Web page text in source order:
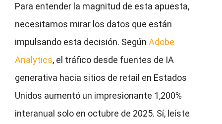
Para entender la magnitud de esta apuesta,
necesitamos mirar los datos que están
impulsando esta decisión. Según Adobe
Analytics, el tráfico desde fuentes de IA
generativa hacia sitios de retail en Estados
Unidos aumentó un impresionante 1,200%
interanual solo en octubre de 2025. Sí, leíste